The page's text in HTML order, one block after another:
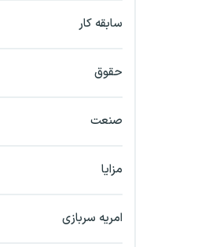
اردبیل
بندرعباس
سابقه کار
حقوق
صنعت
مزایا
امریه سربازی